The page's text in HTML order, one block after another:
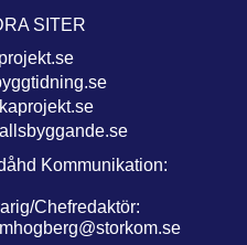
SITER
Kommunikation:
Chefredaktör: